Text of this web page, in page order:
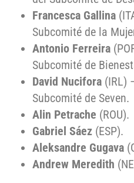
Francesca Gallina
Subcomité de la
Antonio Ferreira
Subcomité de
David Nucifora (IRL)
Subcomité de Seven.
Alin Petrache (ROU).
Gabriel Sáez (ESP).
Aleksandre Gugava
Andrew Meredith